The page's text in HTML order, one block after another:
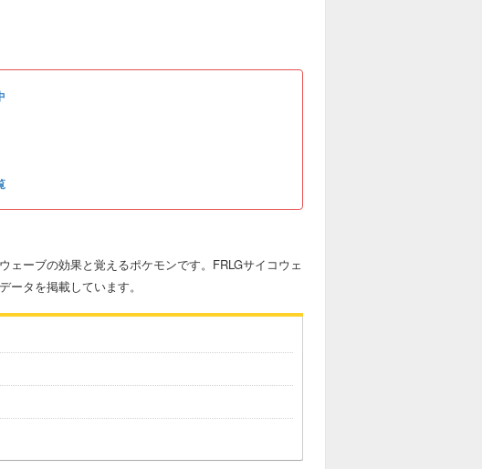
ーブの効果と覚えるポケモンです。FRLGサイコウェ
タを掲載しています。